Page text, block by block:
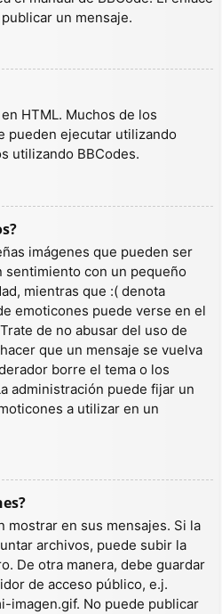
un mensaje.
HTML. Muchos de los
pueden ejecutar utilizando
utilizando BBCodes.
imágenes que pueden ser
sentimiento con un pequeño
mientras que :( denota
emoticones puede verse en el
de no abusar del uso de
que un mensaje se vuelva
borre el tema o los
administración puede fijar un
a utilizar en un
mostrar en sus mensajes. Si la
archivos, puede subir la
De otra manera, debe guardar
de acceso público, e.j.
imagen.gif. No puede publicar